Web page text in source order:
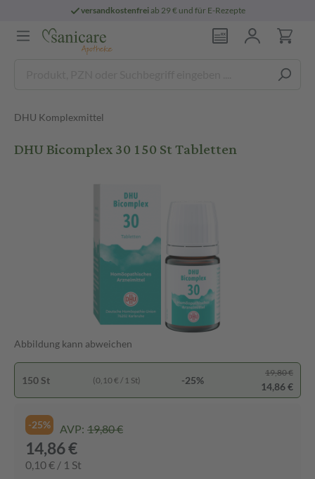
versandkostenfreiab 29 € und für E-Rezepte
DHU Komplexmittel
DHU Bicomplex 30 150 St Tabletten
Abbildung kann abweichen
150 St (0,10 € / 1 St) -25%
19,80 €
14,86 €
-25% AVP: 19,80 €
14,86 €
0,10 € / 1 St